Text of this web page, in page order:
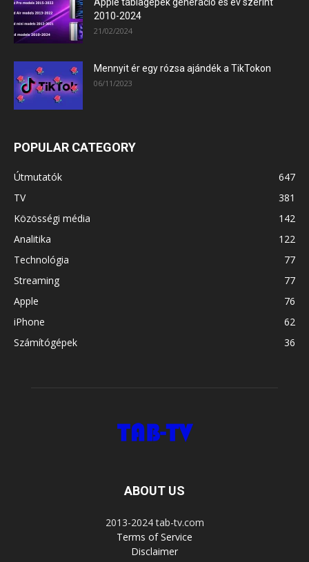
2010-2024
21/02/2024
Mennyit ér egy rózsa ajándék a TikTokon
06/11/2023
POPULAR CATEGORY
Útmutatók
647
TV
381
Közösségi média
142
Analitika
122
Technológia
77
Streaming
77
Apple
76
iPhone
62
Számítógépek
36
ABOUT US
2013-2024 tab-tv.com
Terms of Service
Disclaimer